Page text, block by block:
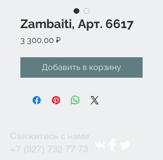
Zambaiti, Арт. 6617
3 300,00 ₽Цена
Добавить в корзину
Свяжитесь с нами
+7 (927) 732 77 73